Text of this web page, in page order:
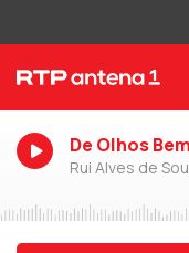
De Olhos
Rui Alves de